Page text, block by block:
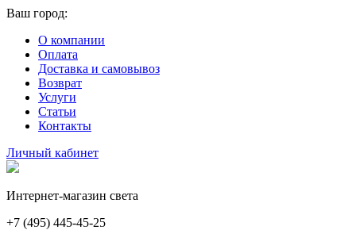
Ваш город:
О компании
Оплата
Доставка и самовывоз
Возврат
Услуги
Статьи
Контакты
Личный кабинет
Интернет-магазин света
+7 (495) 445-45-25